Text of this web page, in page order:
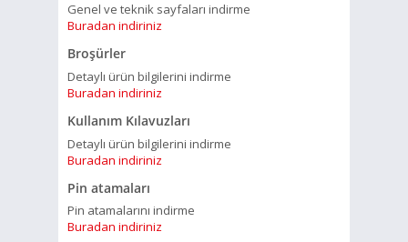
Genel ve teknik sayfaları indirme
Buradan indiriniz
Broşürler
Detaylı ürün bilgilerini indirme
Buradan indiriniz
Kullanım Kılavuzları
Detaylı ürün bilgilerini indirme
Buradan indiriniz
Pin atamaları
Pin atamalarını indirme
Buradan indiriniz